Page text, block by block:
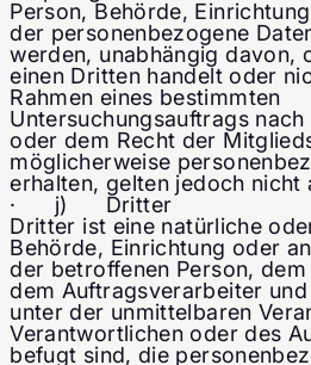
Person, Behörde,
der personenbezogene
werden, unabhängig davon,
einen Dritten handelt oder
Rahmen eines bestimmten
Untersuchungsauftrags
oder dem Recht der
möglicherweise
erhalten, gelten jedoch nicht
· j) Dritter
Dritter ist eine natürliche
Behörde, Einrichtung oder
der betroffenen Person,
dem Auftragsverarbeiter
unter der unmittelbaren
Verantwortlichen oder des
befugt sind, die